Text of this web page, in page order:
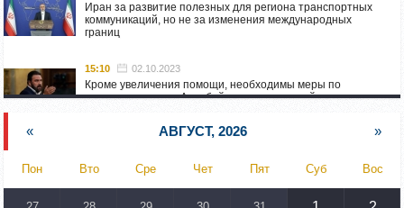
Иран за развитие полезных для региона транспортных
коммуникаций, но не за изменения международных
границ
15:10 02.10.2023
Кроме увеличения помощи, необходимы меры по
пресечению угроз Азербайджана: испанский депутат
Азербайджан обстреляли автомобиль ВС Армении,
перевозивший продовольствие
« АВГУСТ, 2026 »
Пон Вто Сре Чет Пят Суб Вос